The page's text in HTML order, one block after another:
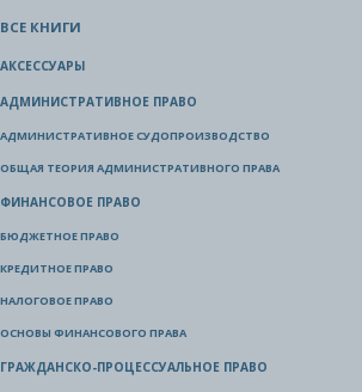
ВСЕ КНИГИ
АКСЕССУАРЫ
АДМИНИСТРАТИВНОЕ ПРАВО
АДМИНИСТРАТИВНОЕ СУДОПРОИЗВОДСТВО
ОБЩАЯ ТЕОРИЯ АДМИНИСТРАТИВНОГО ПРАВА
ФИНАНСОВОЕ ПРАВО
БЮДЖЕТНОЕ ПРАВО
КРЕДИТНОЕ ПРАВО
НАЛОГОВОЕ ПРАВО
ОСНОВЫ ФИНАНСОВОГО ПРАВА
ГРАЖДАНСКО-ПРОЦЕССУАЛЬНОЕ ПРАВО